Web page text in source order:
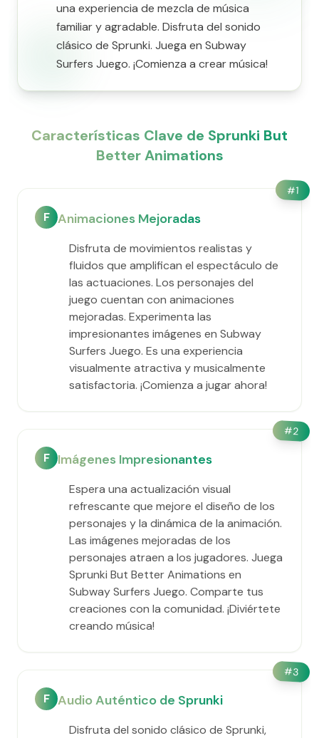
una experiencia de mezcla de música
familiar y agradable. Disfruta del sonido
clásico de Sprunki. Juega en Subway
Surfers Juego. ¡Comienza a crear música!
Características Clave de Sprunki But
Better Animations
#1
F Animaciones Mejoradas
Disfruta de movimientos realistas y
fluidos que amplifican el espectáculo de
las actuaciones. Los personajes del
juego cuentan con animaciones
mejoradas. Experimenta las
impresionantes imágenes en Subway
Surfers Juego. Es una experiencia
visualmente atractiva y musicalmente
satisfactoria. ¡Comienza a jugar ahora!
#2
F Imágenes Impresionantes
Espera una actualización visual
refrescante que mejore el diseño de los
personajes y la dinámica de la animación.
Las imágenes mejoradas de los
personajes atraen a los jugadores. Juega
Sprunki But Better Animations en
Subway Surfers Juego. Comparte tus
creaciones con la comunidad. ¡Diviértete
creando música!
#3
F Audio Auténtico de Sprunki
Disfruta del sonido clásico de Sprunki,